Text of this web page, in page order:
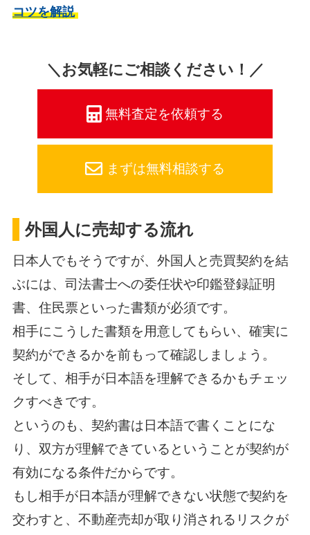
コツを解説
＼お気軽にご相談ください！／
無料査定を依頼する
まずは無料相談する
外国人に売却する流れ
日本人でもそうですが、外国人と売買契約を結
ぶには、司法書士への委任状や印鑑登録証明
書、住民票といった書類が必須です。
相手にこうした書類を用意してもらい、確実に
契約ができるかを前もって確認しましょう。
そして、相手が日本語を理解できるかもチェッ
クすべきです。
というのも、契約書は日本語で書くことにな
り、双方が理解できているということが契約が
有効になる条件だからです。
もし相手が日本語が理解できない状態で契約を
交わすと、不動産売却が取り消されるリスクが